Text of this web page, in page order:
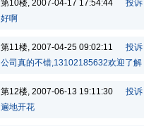
第10楼, 2007-04-17 17:54:44 投诉
好啊
第11楼, 2007-04-25 09:02:11 投诉
公司真的不错,13102185632欢迎了解
第12楼, 2007-06-13 19:11:30 投诉
遍地开花